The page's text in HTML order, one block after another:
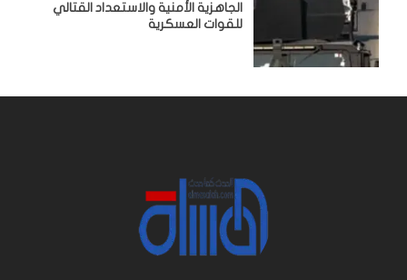
الجاهزية الأمنية والاستعداد القتالي
للقوات العسكرية